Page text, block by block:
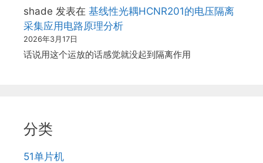
shade 发表在 基线性光耦HCNR201的电压隔离
采集应用电路原理分析
2026年3月17日
话说用这个运放的话感觉就没起到隔离作用
分类
51单片机